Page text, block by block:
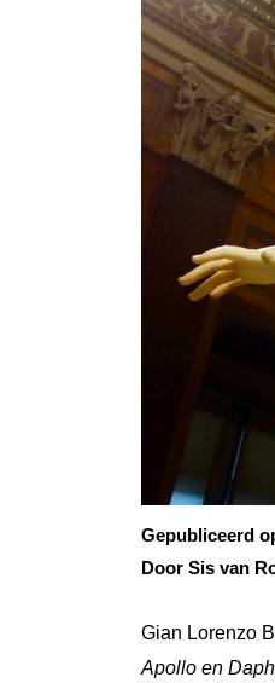
Gepubliceerd
Door Sis van
Gian Lorenzo
Apollo en